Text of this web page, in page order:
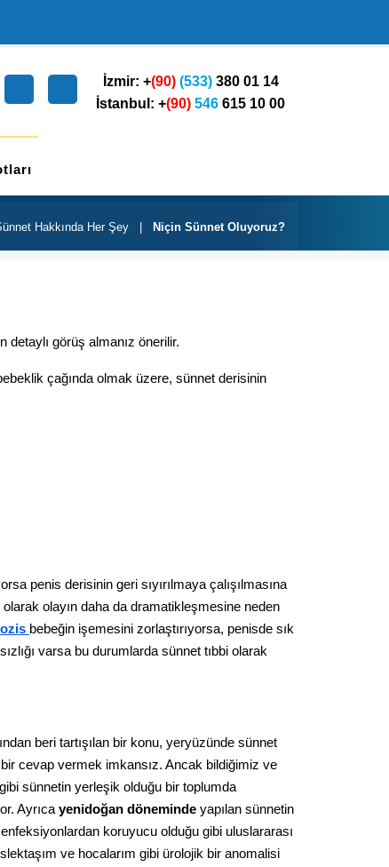
İzmir: +(90) (533)380 01 14
İstanbul: +(90) 546 615 10 00
Hakkında Her Şey Niçin Sünnet Oluyoruz?
görüş almanız önerilir.
çağında olmak üzere, sünnet derisinin
penis derisinin geri sıyırılmaya çalışılmasına
olayın daha da dramatikleşmesine neden
bebeğin işemesini zorlaştırıyorsa, penisde sık
varsa bu durumlarda sünnet tıbbi olarak
beri tartışılan bir konu, yeryüzünde sünnet
cevap vermek imkansız. Ancak bildiğimiz ve
sünnetin yerleşik olduğu bir toplumda
Ayrıca yenidoğan döneminde yapılan sünnetin
koruyucu olduğu gibi uluslararası
ve hocalarım gibi ürolojik bir anomalisi